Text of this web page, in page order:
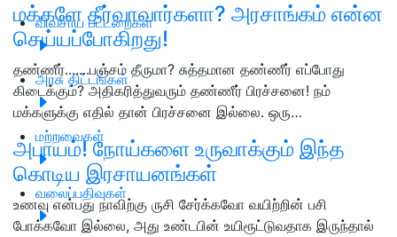
விவசாய பட்டறைகள்
அரசு திட்டங்கள்
மற்றவைகள்
வலைப்பதிவுகள்
மக்களே தீர்வாவார்களா? அரசாங்கம் என்ன
செய்யப்போகிறது!
தண்ணீர்.......பஞ்சம் தீருமா? சுத்தமான தண்ணீர் எப்போது
கிடைக்கும்? அதிகரித்துவரும் தண்ணீர் பிரச்சனை! நம்
மக்களுக்கு எதில் தான் பிரச்சனை இல்லை. ஒரு…
அபாயம்! நோய்களை உருவாக்கும் இந்த
கொடிய இரசாயனங்கள்
உணவு என்பது நாவிற்கு ருசி சேர்க்கவோ வயிற்றின் பசி
போக்கவோ இல்லை, அது உண்டபின் உயிரூட்டுவதாக இருந்தால்